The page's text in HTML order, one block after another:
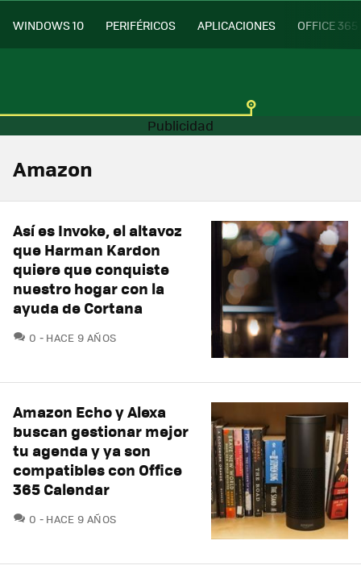
WINDOWS 10 PERIFÉRICOS APLICACIONES OFFICE 365
Amazon
Así es Invoke, el altavoz
que Harman Kardon
quiere que conquiste
nuestro hogar con la
ayuda de Cortana
0 COMENTARIOS
HACE 9 AÑOS
Amazon Echo y Alexa
buscan gestionar mejor
tu agenda y ya son
compatibles con Office
365 Calendar
0 COMENTARIOS
HACE 9 AÑOS